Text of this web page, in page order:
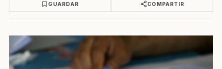
GUARDAR COMPARTIR